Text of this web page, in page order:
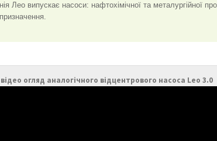
Лео випускає насоси: нафтохімічної та металургійної
огляд аналогічного відцентрового насоса Leo 3.0